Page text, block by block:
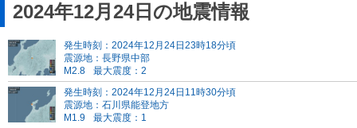
2024年12月24日の地震情報
発生時刻：2024年12月24日23時18分頃
震源地：長野県中部
M2.8
最大震度：2
発生時刻：2024年12月24日11時30分頃
震源地：石川県能登地方
M1.9
最大震度：1